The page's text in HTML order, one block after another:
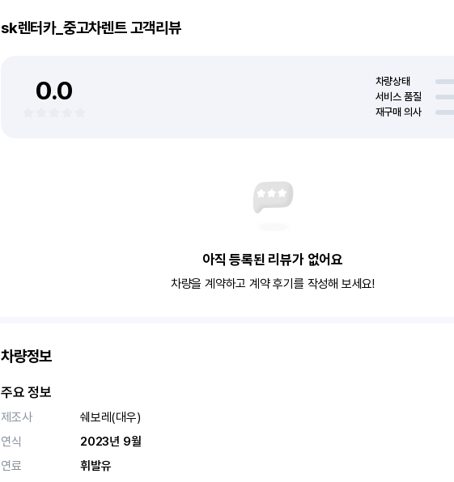
sk렌터카_중고차렌트고객리뷰
0.0
차량상태
서비스 품질
재구매 의사
아직 등록된 리뷰가 없어요
차량을 계약하고 계약 후기를 작성해 보세요!
차량정보
주요 정보
제조사
쉐보레(대우)
연식
2023년 9월
연료
휘발유